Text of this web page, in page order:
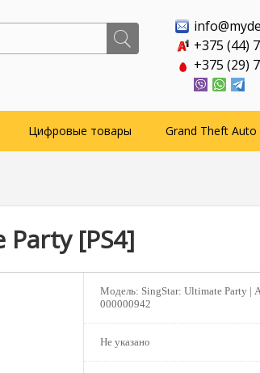
+375 (44)
+375 (29)
Цифровые товары Grand Theft Auto
[PS4]
Модель: SingStar: Ultimate Party |
000000942
Не указано